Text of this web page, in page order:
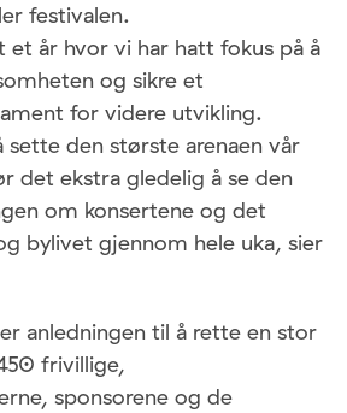
festivalen.
år hvor vi har hatt fokus på å
og sikre et
for videre utvikling.
den største arenaen vår
det ekstra gledelig å se den
om konsertene og det
bylivet gjennom hele uka, sier
anledningen til å rette en stor
frivillige,
sponsorene og de